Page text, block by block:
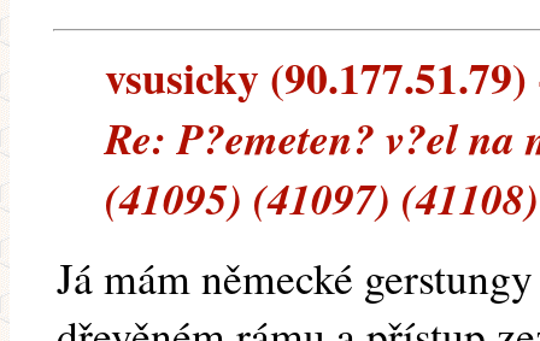
vsusicky
Re: P?emeten? v?el na
(41095) (41097)
Já mám německé